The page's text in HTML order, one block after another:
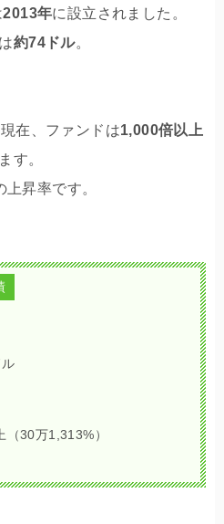
2013年に設立されました。
約74ドル。
在、ファンドは1,000倍以上
す。
上昇率です。
30万1,313%）